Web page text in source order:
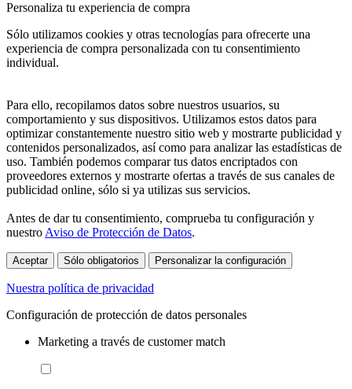
Personaliza tu experiencia de compra
Sólo utilizamos cookies y otras tecnologías para ofrecerte una
experiencia de compra personalizada con tu consentimiento
individual.
Para ello, recopilamos datos sobre nuestros usuarios, su
comportamiento y sus dispositivos. Utilizamos estos datos para
optimizar constantemente nuestro sitio web y mostrarte publicidad y
contenidos personalizados, así como para analizar las estadísticas de
uso. También podemos comparar tus datos encriptados con
proveedores externos y mostrarte ofertas a través de sus canales de
publicidad online, sólo si ya utilizas sus servicios.
Antes de dar tu consentimiento, comprueba tu configuración y
nuestroAviso de Protección de Datos.
Aceptar Sólo obligatorios Personalizar la configuración
Nuestra política de privacidad
Configuración de protección de datos personales
Marketing a través de customer match